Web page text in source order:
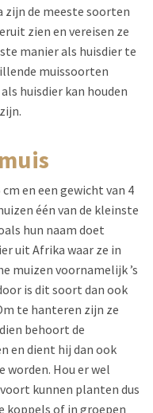
zijn de meeste soorten
zien en vereisen ze
manier als huisdier te
muissoorten
huisdier kan houden
en een gewicht van 4
één van de kleinste
hun naam doet
uit Afrika waar ze in
muizen voornamelijk ’s
is dit soort dan ook
te hanteren zijn ze
behoort de
en dient hij dan ook
worden. Hou er wel
kunnen planten dus
koppels of in groepen